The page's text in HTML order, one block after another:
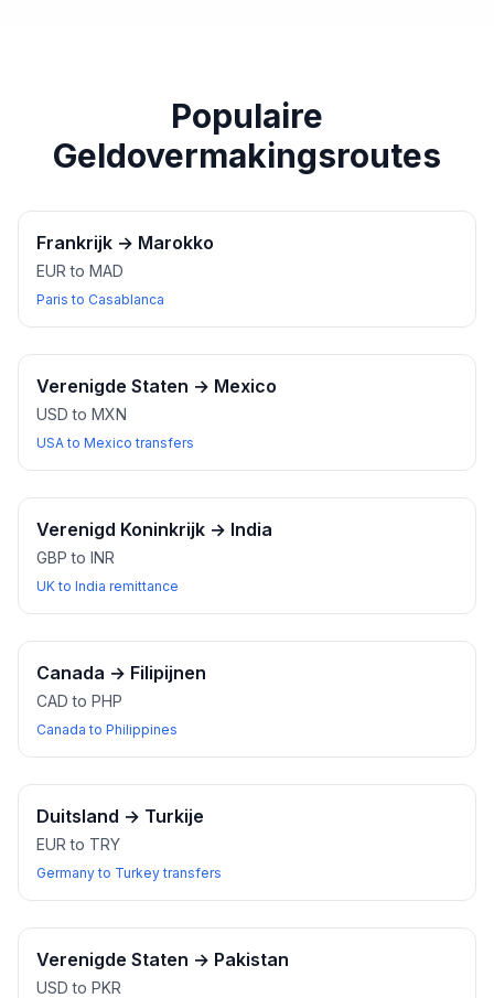
Populaire
Geldovermakingsroutes
Frankrijk → Marokko
EUR to MAD
Paris to Casablanca
Verenigde Staten → Mexico
USD to MXN
USA to Mexico transfers
Verenigd Koninkrijk → India
GBP to INR
UK to India remittance
Canada → Filipijnen
CAD to PHP
Canada to Philippines
Duitsland → Turkije
EUR to TRY
Germany to Turkey transfers
Verenigde Staten → Pakistan
USD to PKR